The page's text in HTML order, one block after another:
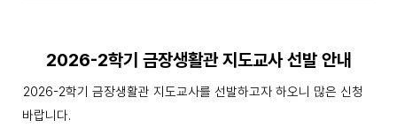
2026-2학기 금장생활관 지도교사 선발 안내
2026-2학기 금장생활관 지도교사를 선발하고자 하오니 많은 신청
바랍니다.